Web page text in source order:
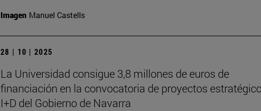
Imagen Manuel Castells
28 | 10 | 2025
La Universidad consigue 3,8 millones de euros de
financiación en la convocatoria de proyectos
I+D del Gobierno de Navarra